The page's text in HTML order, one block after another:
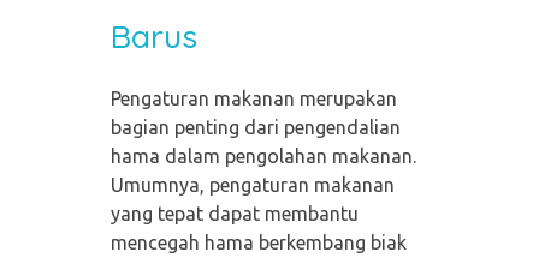
Barus
Pengaturan makanan merupakan
bagian penting dari pengendalian
hama dalam pengolahan makanan.
Umumnya, pengaturan makanan
yang tepat dapat membantu
mencegah hama berkembang biak